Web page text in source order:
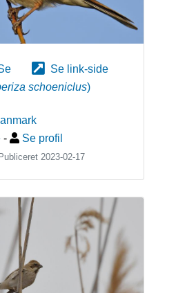
Se link-side
schoeniclus)
- Se profil
2023-02-17